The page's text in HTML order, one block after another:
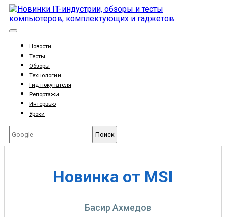
Новости
Тесты
Обзоры
Технологии
Гид покупателя
Репортажи
Интервью
Уроки
Поиск
Новинка от MSI
Басир Ахмедов